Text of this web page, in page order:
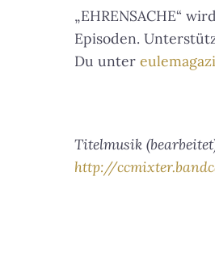
„EHRENSACHE“
Episoden.
Du unter
Titelmusik
http://